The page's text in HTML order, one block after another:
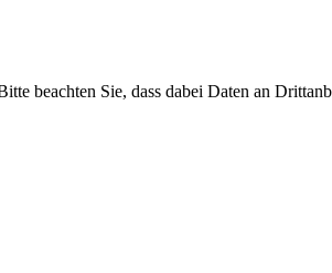
beachten Sie, dass dabei Daten an